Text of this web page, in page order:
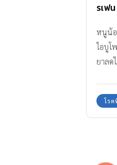
รเฟน
หนูน้อ
ไอบูโ
ยาลด
แนะน
โรค